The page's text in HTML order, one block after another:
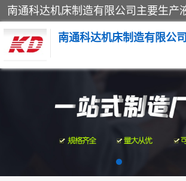
南通科达机床制造有限公司
四柱液压机 液压机